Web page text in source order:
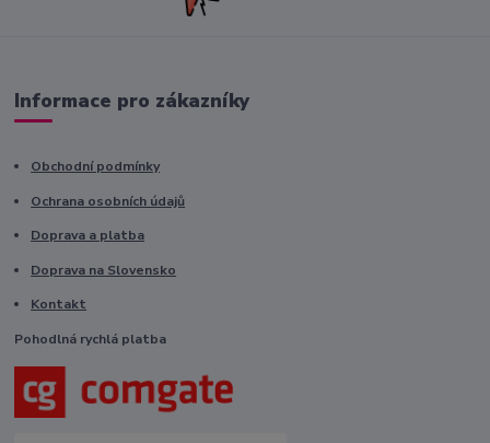
Informace pro zákazníky
Obchodní podmínky
Ochrana osobních údajů
Doprava a platba
Doprava na Slovensko
Kontakt
Pohodlná rychlá platba